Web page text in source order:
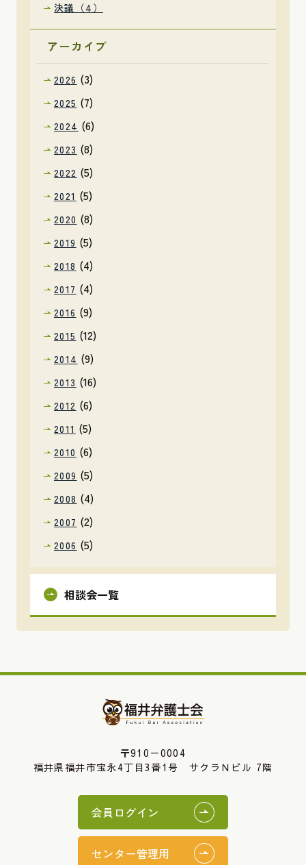
決議（4）
アーカイブ
2026 (3)
2025 (7)
2024 (6)
2023 (8)
2022 (5)
2021 (5)
2020 (8)
2019 (5)
2018 (4)
2017 (4)
2016 (9)
2015 (12)
2014 (9)
2013 (16)
2012 (6)
2011 (5)
2010 (6)
2009 (5)
2008 (4)
2007 (2)
2006 (5)
相談会一覧
〒910－0004
福井県福井市宝永4丁目3番1号 サクラＮビル 7階
会員ログイン
センター管理用